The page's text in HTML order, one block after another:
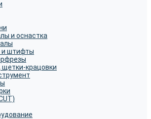
и оснастка
и штифты
щетки-крацовки